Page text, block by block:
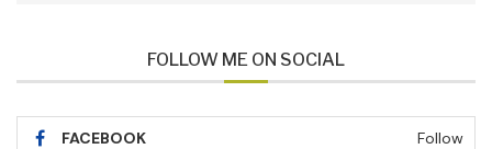
FOLLOW ME ON SOCIAL
FACEBOOK Follow